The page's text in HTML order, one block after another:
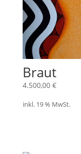
Braut
4.500,00 €
inkl. 19 % MwSt.